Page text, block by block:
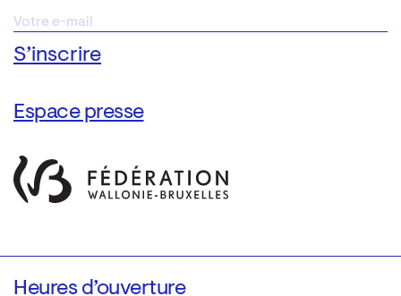
Espace presse
Heures d’ouverture